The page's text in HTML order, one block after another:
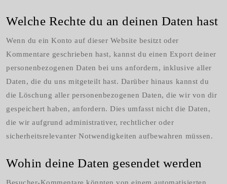
Welche Rechte du an deinen Daten hast
Wenn du ein Konto auf dieser Website besitzt oder
Kommentare geschrieben hast, kannst du einen Export deiner
personenbezogenen Daten bei uns anfordern, inklusive aller
Daten, die du uns mitgeteilt hast. Darüber hinaus kannst du
die Löschung aller personenbezogenen Daten, die wir von dir
gespeichert haben, anfordern. Dies umfasst nicht die Daten,
die wir aufgrund administrativer, rechtlicher oder
sicherheitsrelevanter Notwendigkeiten aufbewahren müssen.
Wohin deine Daten gesendet werden